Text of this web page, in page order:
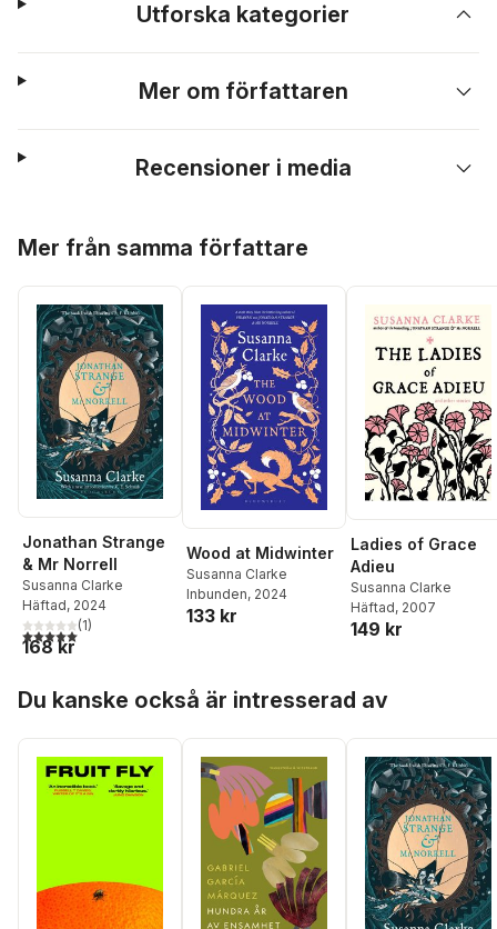
Utforska kategorier
Mer om författaren
Recensioner i media
Mer från samma författare
Jonathan Strange
& Mr Norrell
Susanna Clarke
Häftad, 2024
5,0utav 5 stjärnor. Totalt antal röster:
(1)
168 kr
Wood at Midwinter
Susanna Clarke
Inbunden, 2024
133 kr
Ladies of Grace
Adieu
Susanna Clarke
Häftad, 2007
149 kr
Du kanske också är intresserad av